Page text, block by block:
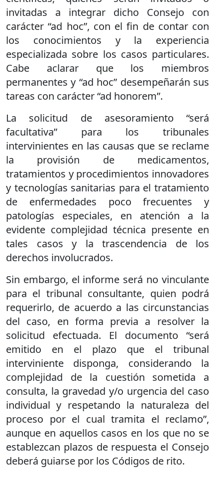
invitadas a integrar dicho Consejo con
carácter “ad hoc”, con el fin de contar con
los conocimientos y la experiencia
especializada sobre los casos particulares.
Cabe aclarar que los miembros
permanentes y “ad hoc” desempeñarán sus
tareas con carácter “ad honorem”.
La solicitud de asesoramiento “será
facultativa” para los tribunales
intervinientes en las causas que se reclame
la provisión de medicamentos,
tratamientos y procedimientos innovadores
y tecnologías sanitarias para el tratamiento
de enfermedades poco frecuentes y
patologías especiales, en atención a la
evidente complejidad técnica presente en
tales casos y la trascendencia de los
derechos involucrados.
Sin embargo, el informe será no vinculante
para el tribunal consultante, quien podrá
requerirlo, de acuerdo a las circunstancias
del caso, en forma previa a resolver la
solicitud efectuada. El documento “será
emitido en el plazo que el tribunal
interviniente disponga, considerando la
complejidad de la cuestión sometida a
consulta, la gravedad y/o urgencia del caso
individual y respetando la naturaleza del
proceso por el cual tramita el reclamo”,
aunque en aquellos casos en los que no se
establezcan plazos de respuesta el Consejo
deberá guiarse por los Códigos de rito.